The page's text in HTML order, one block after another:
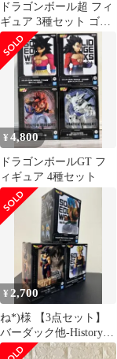
ドラゴンボール超 フィ
ギュア 3種セット ゴー
ルデンフリーザ ゴジー
タ ベジット
¥4,800
ドラゴンボールGT フ
ィギュア 4種セット
¥ 2,700
ね*)様 【3点セット】
バーダック他-History
Box-ドラゴンボール